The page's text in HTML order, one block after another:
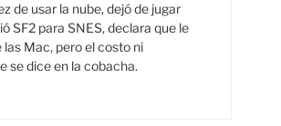
de usar la nube, dejó de jugar
SF2 para SNES, declara que le
Mac, pero el costo ni
se dice en la cobacha.